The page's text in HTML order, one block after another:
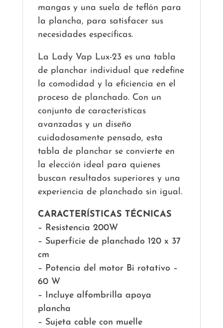
mangas y una suela de teflón para
la plancha, para satisfacer sus
necesidades específicas.
La Lady Vap Lux-23 es una tabla
de planchar individual que redefine
la comodidad y la eficiencia en el
proceso de planchado. Con un
conjunto de características
avanzadas y un diseño
cuidadosamente pensado, esta
tabla de planchar se convierte en
la elección ideal para quienes
buscan resultados superiores y una
experiencia de planchado sin igual.
CARACTERÍSTICAS TÉCNICAS
– Resistencia 200W
– Superfície de planchado 120 x 37
cm
– Potencia del motor Bi rotativo –
60 W
– Incluye alfombrilla apoya
plancha
– Sujeta cable con muelle